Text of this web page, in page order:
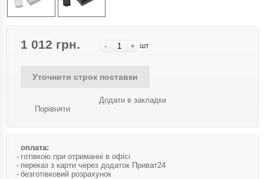
1 012 грн. - + шт
Уточнити строк поставки
Порівняти
Додати в закладки
оплата:
готівкою при отриманні в офісі
переказ з карти через додаток Приват24
безготівковий розрахунок